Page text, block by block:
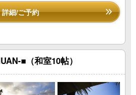
詳細/ご予約
■（和室10帖）